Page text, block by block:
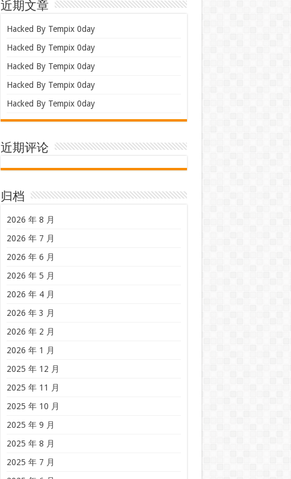
近期文章
Hacked By Tempix 0day
Hacked By Tempix 0day
Hacked By Tempix 0day
Hacked By Tempix 0day
Hacked By Tempix 0day
近期评论
归档
2026 年 8 月
2026 年 7 月
2026 年 6 月
2026 年 5 月
2026 年 4 月
2026 年 3 月
2026 年 2 月
2026 年 1 月
2025 年 12 月
2025 年 11 月
2025 年 10 月
2025 年 9 月
2025 年 8 月
2025 年 7 月